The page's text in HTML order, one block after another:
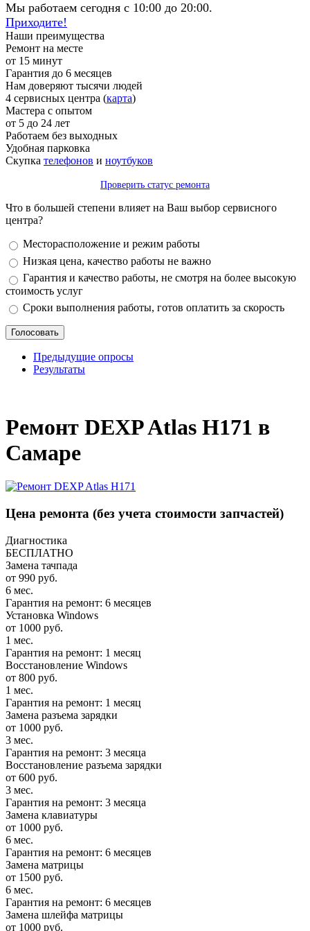
Мы работаем сегодня с 10:00 до 20:00.
Приходите!
Наши преимущества
Ремонт на месте
от 15 минут
Гарантия до 6 месяцев
Нам доверяют тысячи людей
4 сервисных центра (карта)
Мастера с опытом
от 5 до 24 лет
Работаем без выходных
Удобная парковка
Скупка телефонов и ноутбуков
Проверить статус ремонта
Что в большей степени влияет на Ваш выбор сервисного
центра?
Варианты
Месторасположение и режим работы
Низкая цена, качество работы не важно
Гарантия и качество работы, не смотря на более высокую
стоимость услуг
Сроки выполнения работы, готов оплатить за скорость
Предыдущие опросы
Результаты
Ремонт DEXP Atlas H171 в
Самаре
Цена ремонта (без учета стоимости запчастей)
Диагностика
БЕСПЛАТНО
Замена тачпада
от 990 руб.
6 мес.
Гарантия на ремонт: 6 месяцев
Установка Windows
от 1000 руб.
1 мес.
Гарантия на ремонт: 1 месяц
Восстановление Windows
от 800 руб.
1 мес.
Гарантия на ремонт: 1 месяц
Замена разъема зарядки
от 1000 руб.
3 мес.
Гарантия на ремонт: 3 месяца
Восстановление разъема зарядки
от 600 руб.
3 мес.
Гарантия на ремонт: 3 месяца
Замена клавиатуры
от 1000 руб.
6 мес.
Гарантия на ремонт: 6 месяцев
Замена матрицы
от 1500 руб.
6 мес.
Гарантия на ремонт: 6 месяцев
Замена шлейфа матрицы
от 1000 руб.